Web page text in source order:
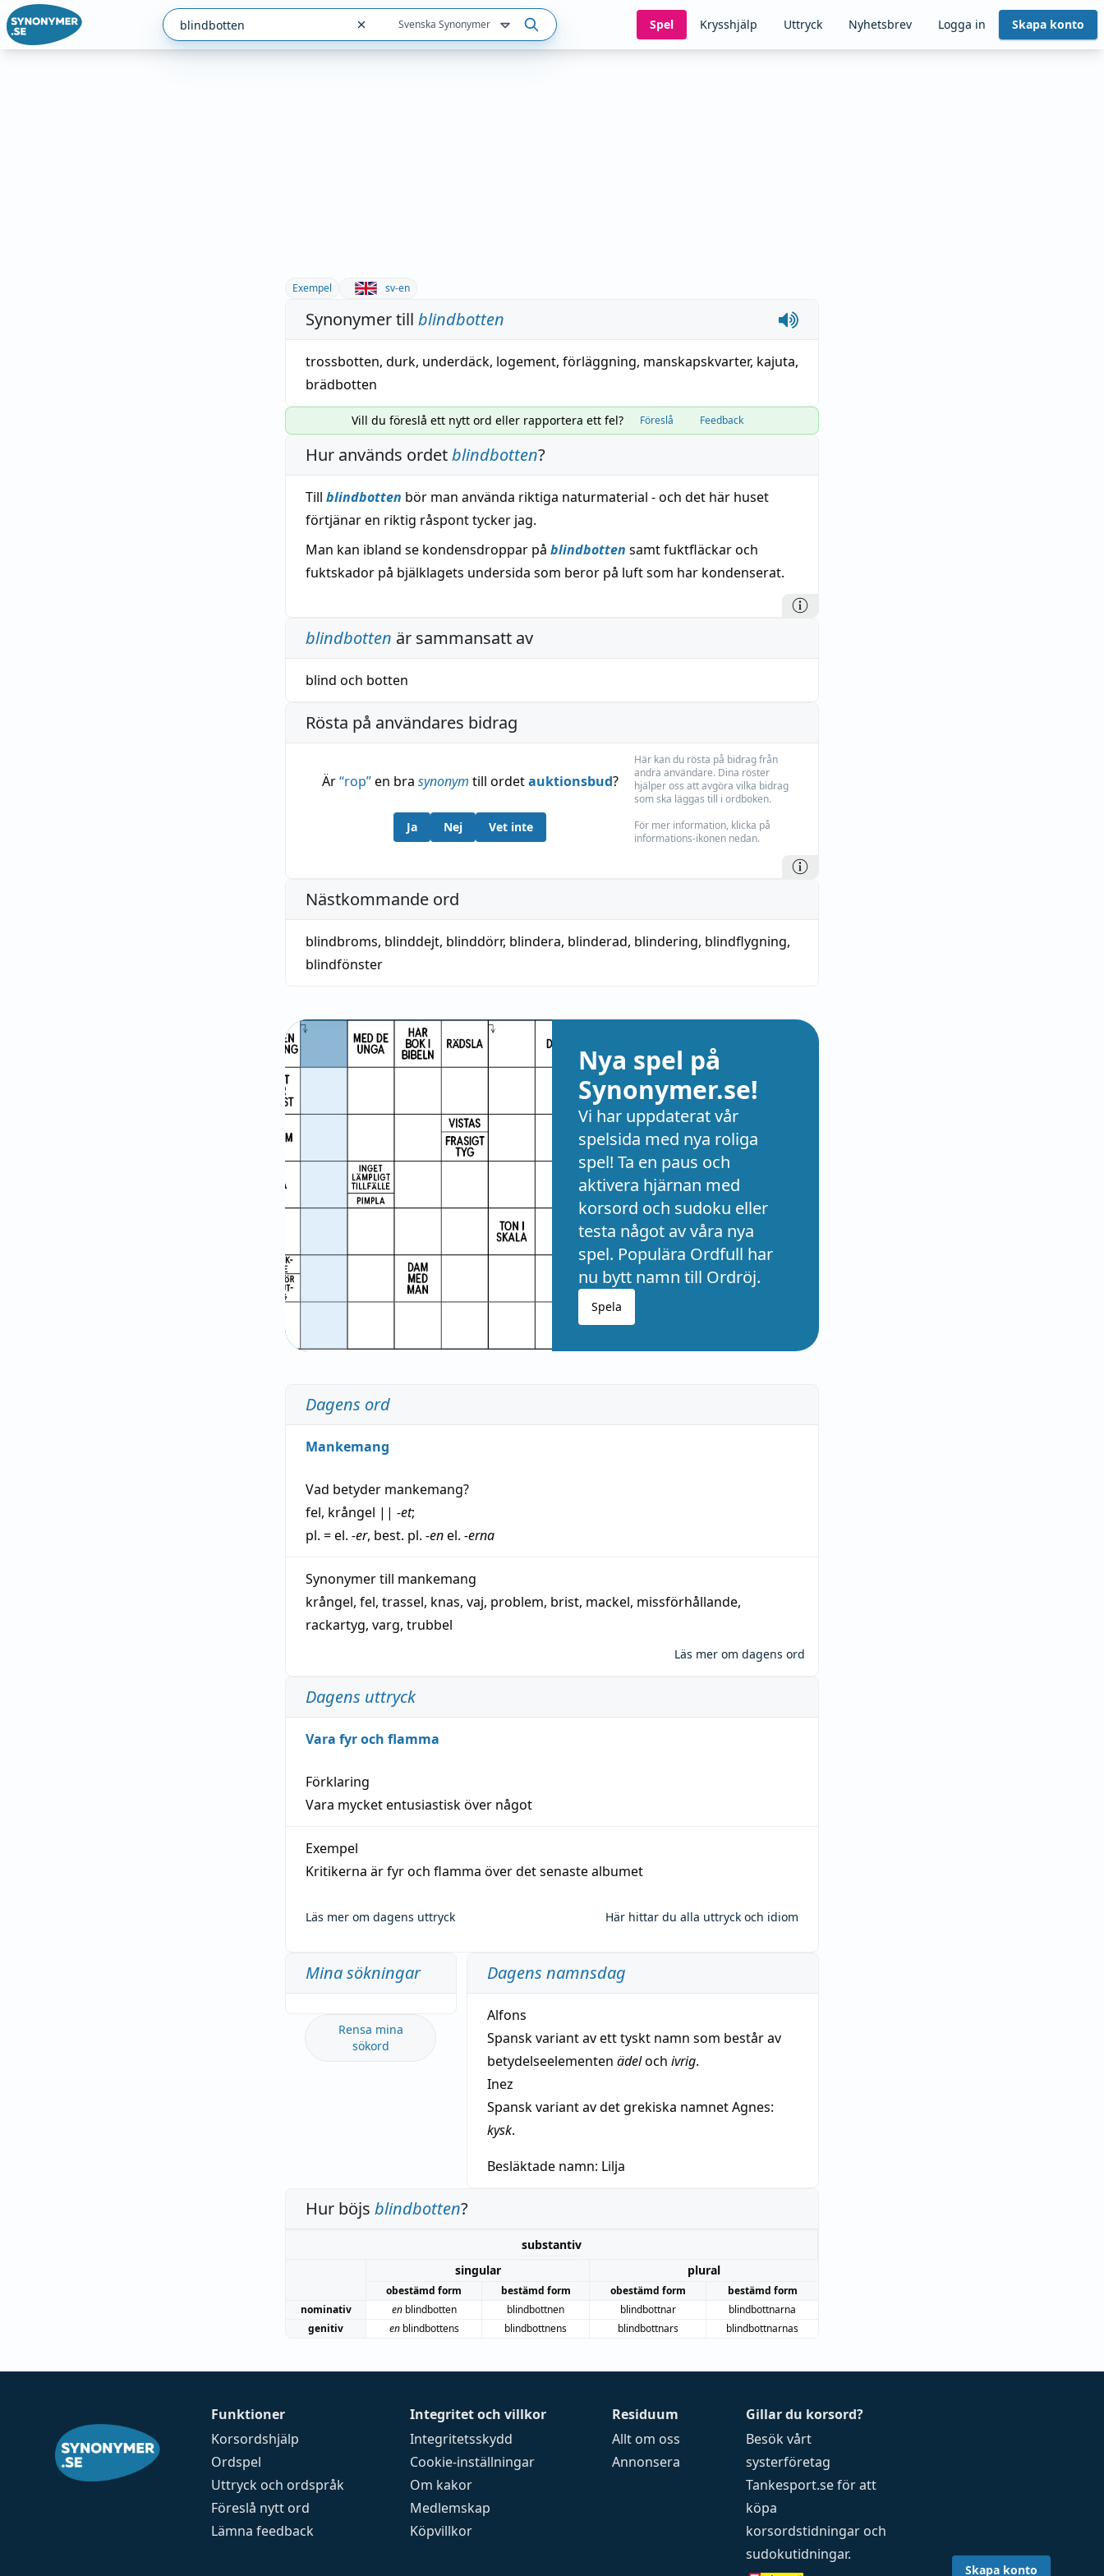
Svenska Synonymer Spel Krysshjälp Uttryck Nyhetsbrev Logga in Skapa konto
Exempel sv-en
Synonymer till blindbotten
trossbotten, durk, underdäck, logement, förläggning, manskapskvarter, kajuta,
brädbotten
Vill du föreslå ett nytt ord eller rapportera ett fel? Föreslå Feedback
Hur används ordetblindbotten?
Till blindbotten bör man använda riktiga naturmaterial - och det här huset
förtjänar en riktig råspont tycker jag.
Man kan ibland se kondensdroppar på blindbotten samt fuktfläckar och
fuktskador på bjälklagets undersida som beror på luft som har kondenserat.
blindbotten är sammansatt av
blind och botten
Rösta på användares bidrag
Är“rop”en bra synonym till ordetauktionsbud?
Ja Nej Vet inte
Här kan du rösta på bidrag från
andra användare. Dina röster
hjälper oss att avgöra vilka bidrag
som ska läggas till i ordboken.
För mer information, klicka på
informations-ikonen nedan.
Nästkommande ord
blindbroms, blinddejt, blinddörr, blindera, blinderad, blindering, blindflygning,
blindfönster
Nya spel på
Synonymer.se!
Vi har uppdaterat vår
spelsida med nya roliga
spel! Ta en paus och
aktivera hjärnan med
korsord och sudoku eller
testa något av våra nya
spel. Populära Ordfull har
nu bytt namn till Ordröj.
Spela
Dagens ord
Mankemang
Vad betyder mankemang?
fel, krångel || -et;
pl. = el. -er, best. pl. -enel. -erna
Synonymer till mankemang
krångel, fel, trassel, knas, vaj, problem, brist, mackel, missförhållande,
rackartyg, varg, trubbel
Läs mer om dagens ord
Dagens uttryck
Vara fyr och flamma
Förklaring
Vara mycket entusiastisk över något
Exempel
Kritikerna är fyr och flamma över det senaste albumet
Läs mer om dagens uttryck Här hittar du alla uttryck och idiom
Mina sökningar
Rensa mina
sökord
Dagens namnsdag
Alfons
Spansk variant av ett tyskt namn som består av
betydelseelementen ädeloch ivrig.
Inez
Spansk variant av det grekiska namnet Agnes:
kysk.
Besläktade namn: Lilja
Hur böjs blindbotten?
substantiv
singular
plural
obestämd form bestämd form obestämd form
bestämd form
nominativ
enblindbotten blindbottnen blindbottnar
blindbottnarna
genitiv
enblindbottens blindbottnens blindbottnars blindbottnarnas
Funktioner
Korsordshjälp
Ordspel
Uttryck och ordspråk
Föreslå nytt ord
Lämna feedback
Integritet och villkor
Integritetsskydd
Cookie-inställningar
Om kakor
Medlemskap
Köpvillkor
Residuum
Allt om oss
Annonsera
Gillar du korsord?
Besök vårt
systerföretag
Tankesport.seför att
köpa
korsordstidningar och
sudokutidningar.
Skapa konto